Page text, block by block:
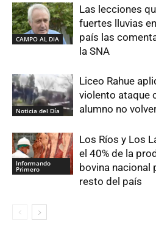
CAMPO AL DIA
Las lecciones
fuertes lluvias
país las
la SNA
Noticia del Día
Liceo Rahue
violento ataque
alumno no
Informando
Primero
Los Ríos y Los
el 40% de la
bovina nacional
resto del país